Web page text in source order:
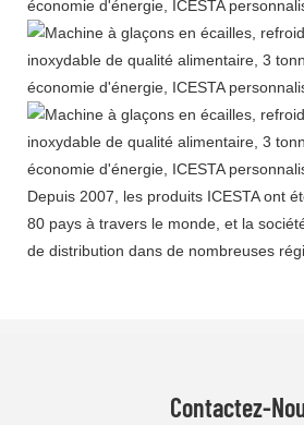
Depuis 2007, les produits ICESTA ont
80 pays à travers le monde, et la
de distribution dans de nombreuses
Contactez-